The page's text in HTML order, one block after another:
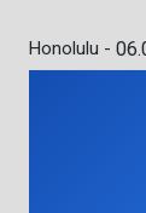
Honolulu -